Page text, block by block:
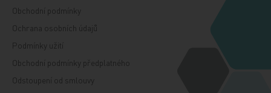
Obchodní podmínky
Ochrana osobních údajů
Podmínky užití
Obchodní podmínky předplatného
Odstoupení od smlouvy